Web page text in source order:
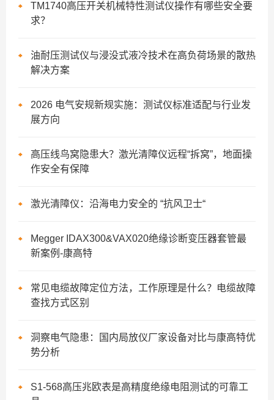
TM1740高压开关机械特性测试仪操作有哪些安全要
求？
油耐压测试仪与浸没式液冷技术在高负荷场景的散热
解决方案
2026 电气安规新规实施：测试仪标准适配与行业发
展方向
高压线鸟窝隐患大？激光清障仪远程“拆窝”，地面操
作安全有保障
激光清障仪：沿海电力安全的 “抗风卫士“
Megger IDAX300&VAX020绝缘诊断变压器套管最
新案例-康高特
常见电缆故障定位方法，工作原理是什么？电缆故障
查找方式区别
洞察电气隐患：国内局放仪厂家设备对比与康高特优
势分析
S1-568高压兆欧表是高精度绝缘电阻测试的可靠工